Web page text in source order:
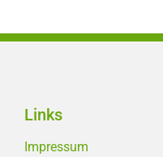
Links
Impressum